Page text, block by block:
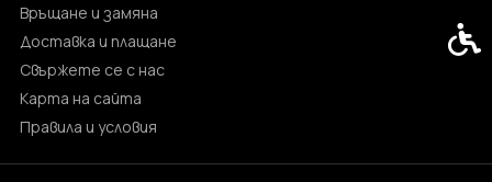
Връщане и замяна
Доставка и плащане
Свържете се с нас
Карта на сайта
Правила и условия